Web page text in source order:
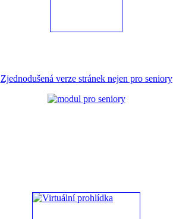
Zjednodušená verze stránek nejen pro seniory